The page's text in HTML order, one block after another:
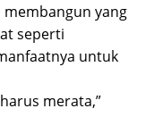
membangun yang
seperti
untuk
merata,”